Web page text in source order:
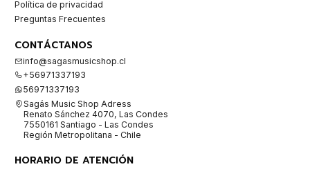
Política de privacidad
Preguntas Frecuentes
CONTÁCTANOS
info@sagasmusicshop.cl
+56971337193
56971337193
Sagás Music Shop Adress
Renato Sánchez 4070, Las Condes
7550161 Santiago - Las Condes
Región Metropolitana - Chile
HORARIO DE ATENCIÓN